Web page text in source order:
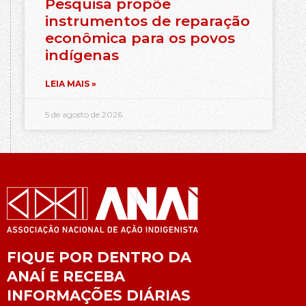
Pesquisa propõe
instrumentos de reparação
econômica para os povos
indígenas
LEIA MAIS »
5 de agosto de 2026
FIQUE POR DENTRO DA
ANAÍ E RECEBA
INFORMAÇÕES DIÁRIAS